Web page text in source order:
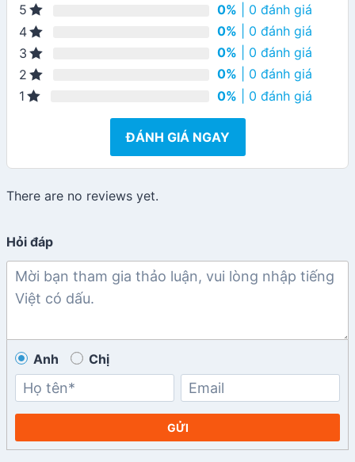
5 0% | 0 đánh giá
4
0% | 0 đánh giá
3
0% | 0 đánh giá
2
0% | 0 đánh giá
1
0% | 0 đánh giá
ĐÁNH GIÁ NGAY
There are no reviews yet.
Hỏi đáp
Anh Chị
GỬI